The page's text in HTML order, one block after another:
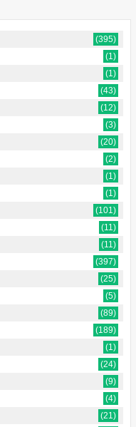
(395)
(1)
(1)
(43)
(12)
(3)
(20)
(2)
(1)
(1)
(101)
(11)
(11)
(397)
(25)
(5)
(89)
(189)
(1)
(24)
(9)
(4)
(21)